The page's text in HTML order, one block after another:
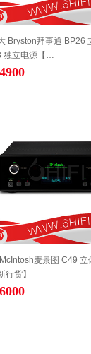
Bryston拜事通 BP26
独立电源【…
麦景图 C49 立
行货】